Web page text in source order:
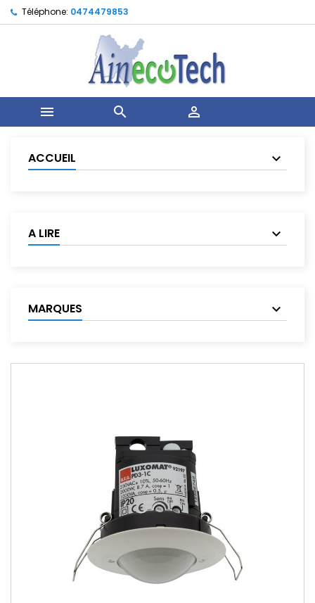
Téléphone: 0474479853
  
ACCUEIL
A LIRE
MARQUES